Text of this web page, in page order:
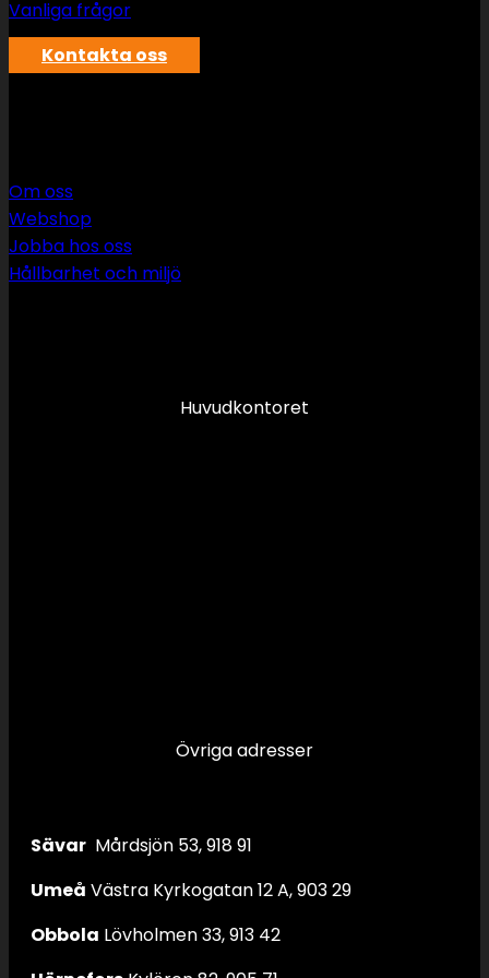
Vanliga frågor
Kontakta oss
Om oss
Webshop
Jobba hos oss
Hållbarhet och miljö
Huvudkontoret
Övriga adresser
Sävar Mårdsjön 53, 918 91
Umeå Västra Kyrkogatan 12 A, 903 29
Obbola Lövholmen 33, 913 42